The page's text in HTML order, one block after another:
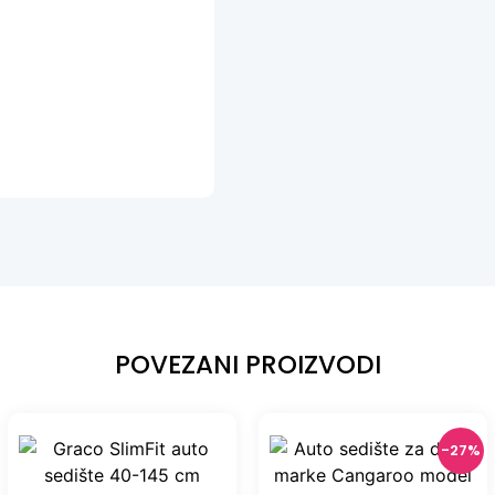
POVEZANI PROIZVODI
-27%